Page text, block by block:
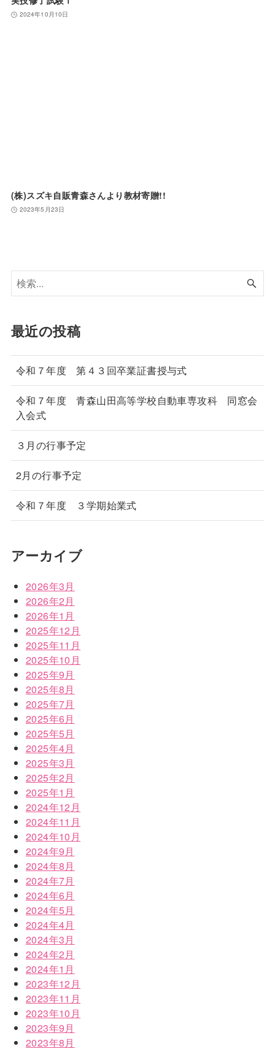
2024年10月10日
(株)スズキ自販青森さんより教材寄贈!!
2023年5月23日
最近の投稿
令和７年度 第４３回卒業証書授与式
令和７年度 青森山田高等学校自動車専攻科 同窓会
入会式
３月の行事予定
2月の行事予定
令和７年度 ３学期始業式
アーカイブ
2026年3月
2026年2月
2026年1月
2025年12月
2025年11月
2025年10月
2025年9月
2025年8月
2025年7月
2025年6月
2025年5月
2025年4月
2025年3月
2025年2月
2025年1月
2024年12月
2024年11月
2024年10月
2024年9月
2024年8月
2024年7月
2024年6月
2024年5月
2024年4月
2024年3月
2024年2月
2024年1月
2023年12月
2023年11月
2023年10月
2023年9月
2023年8月